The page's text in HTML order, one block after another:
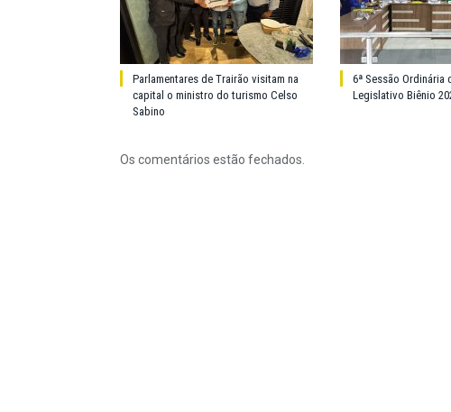
Parlamentares de Trairão visitam na
capital o ministro do turismo Celso
Sabino
6ª Sessão Ordinária
Legislativo Biênio
Os comentários estão fechados.